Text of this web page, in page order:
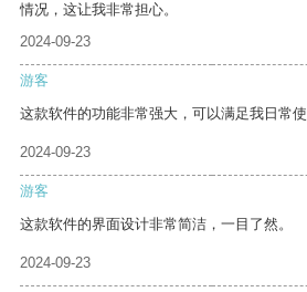
情况，这让我非常担心。
2024-09-23
游客
这款软件的功能非常强大，可以满足我日常使
2024-09-23
游客
这款软件的界面设计非常简洁，一目了然。
2024-09-23